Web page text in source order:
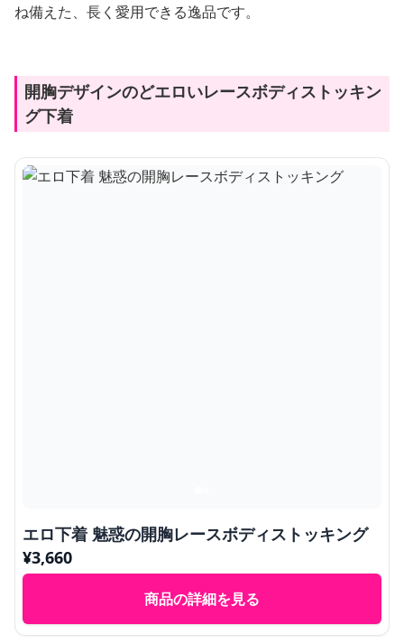
ね備えた、長く愛用できる逸品です。
開胸デザインのどエロいレースボディストッキン
グ下着
エロ下着 魅惑の開胸レースボディストッキング
¥3,660
商品の詳細を見る